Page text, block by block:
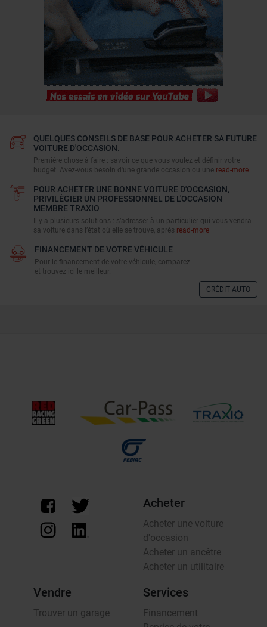
QUELQUES CONSEILS DE BASE POUR ACHETER SA FUTURE
VOITURE D'OCCASION.
Première chose à faire : savoir ce que vous voulez et définir votre
budget. Avez-vous besoin d'une grande occasion ou une read-more
POUR ACHETER UNE BONNE VOITURE D'OCCASION,
PRIVILÈGIER UN PROFESSIONNEL DE L'OCCASION
MEMBRE TRAXIO
Il y a plusieurs solutions : s’adresser à un particulier qui vous vendra
sa voiture dans l’état où elle se trouve, après read-more
FINANCEMENT DE VOTRE VÉHICULE
Pour le financement de votre véhicule, comparez
et trouvez ici le meilleur.
CRÉDIT AUTO
Acheter
Acheter une voiture
d'occasion
Acheter un ancêtre
Acheter un utilitaire
Vendre
Trouver un garage
Services
Financement